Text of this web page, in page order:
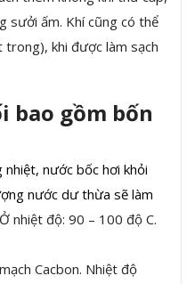
sưởi ấm. Khí cũng có thể
khi được làm sạch
bao gồm bốn
nhiệt, nước bốc hơi khỏi
nước dư thừa sẽ làm
Ở nhiệt độ: 90 – 100 độ C.
Cacbon. Nhiệt độ